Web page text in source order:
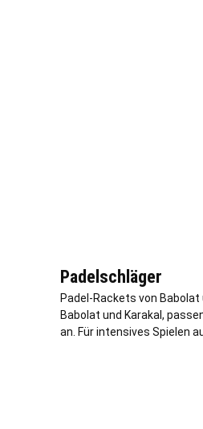
Padelschläger
Padel-Rackets von Babolat
Babolat und Karakal,
an. Für intensives Spielen